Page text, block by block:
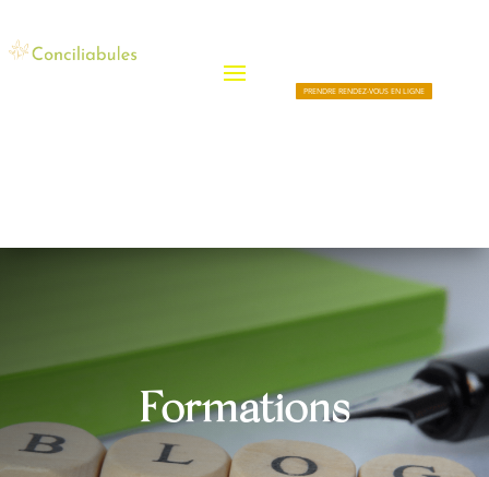
PRENDRE RENDEZ-VOUS EN LIGNE
Formations